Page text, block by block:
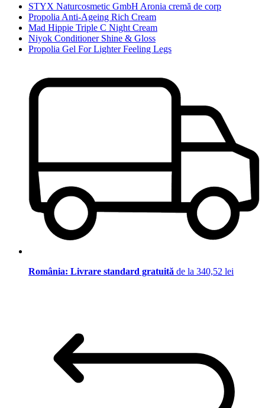
STYX Naturcosmetic GmbH Aronia cremă de corp
Propolia Anti-Ageing Rich Cream
Mad Hippie Triple C Night Cream
Niyok Conditioner Shine & Gloss
Propolia Gel For Lighter Feeling Legs
România: Livrare standard gratuită de la 340,52 lei